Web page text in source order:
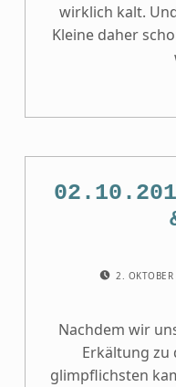
wirklich kalt.
Kleine daher
2.
Nachdem wir
Erkältung
glimpflichsten